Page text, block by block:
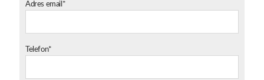
Adres email*
Telefon*